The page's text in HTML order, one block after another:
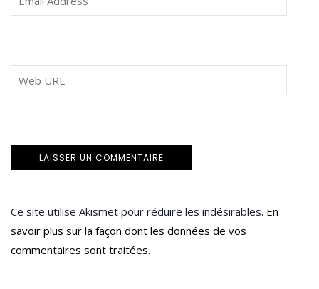
Ce site utilise Akismet pour réduire les indésirables. En
savoir plus sur la façon dont les données de vos
commentaires sont traitées.